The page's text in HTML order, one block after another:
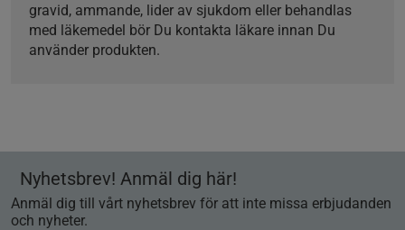
gravid, ammande, lider av sjukdom eller behandlas
med läkemedel bör Du kontakta läkare innan Du
använder produkten.
Nyhetsbrev! Anmäl dig här!
Anmäl dig till vårt nyhetsbrev för att inte missa erbjudanden
och nyheter.